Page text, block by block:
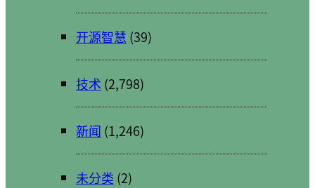
开源智慧 (39)
技术 (2,798)
新闻 (1,246)
未分类 (2)